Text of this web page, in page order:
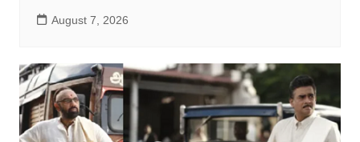
August 7, 2026